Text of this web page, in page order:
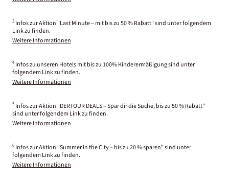
3 Infos zur Aktion "Last Minute – mit bis zu 50 % Rabatt" sind unter folgendem
Link zu finden.
Weitere Informationen
4 Infos zu unseren Hotels mit bis zu 100% Kinderermäßigung sind unter
folgendem Link zu finden.
Weitere Informationen
5 Infos zur Aktion "DERTOUR DEALS – Spar dir die Suche, bis zu 50 % Rabatt"
sind unter folgendem Link zu finden.
Weitere Informationen
6 Infos zur Aktion "Summer in the City – bis zu 20 % sparen" sind unter
folgendem Link zu finden.
Weitere Informationen